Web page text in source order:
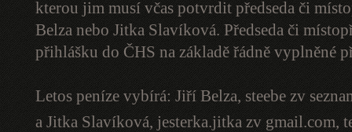
kterou jim musí včas potvrdit předseda či
Belza nebo Jitka Slavíková. Předseda či
přihlášku do ČHS na základě řádně vyplněné
Letos peníze vybírá: Jiří Belza, steebe zv
a Jitka Slavíková, jesterka.jitka zv gmail.com,